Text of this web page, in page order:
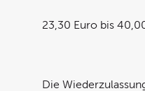
23,30 Euro bis
Die